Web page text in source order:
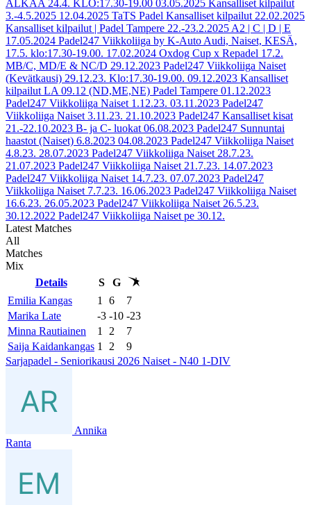
ALKAA 24.4. KLO:17.30-19.00 03.05.2025 Kansalliset kilpailut
3.-4.5.2025 12.04.2025 TaTS Padel Kansalliset kilpailut 22.02.2025
Kansalliset kilpailut | Padel Tampere 22.-23.2.2025 A2 | C | D | E
17.05.2024 Padel247 Viikkoliiga by K-Auto Audi, Naiset, KESÄ,
17.5. klo:17.30-19.00. 17.02.2024 Oxdog Cup x Repadel 17.2.
MB/C, MD/E & NC/D 29.12.2023 Padel247 Viikkoliiga Naiset
(Kevätkausi) 29.12.23. Klo:17.30-19.00. 09.12.2023 Kansalliset
kilpailut LA 09.12 (ND,ME,NE) Padel Tampere 01.12.2023
Padel247 Viikkoliiga Naiset 1.12.23. 03.11.2023 Padel247
Viikkoliiga Naiset 3.11.23. 21.10.2023 Padel247 Kansalliset kisat
21.-22.10.2023 B- ja C- luokat 06.08.2023 Padel247 Sunnuntai
haastot (Naiset) 6.8.2023 04.08.2023 Padel247 Viikkoliiga Naiset
4.8.23. 28.07.2023 Padel247 Viikkoliiga Naiset 28.7.23.
21.07.2023 Padel247 Viikkoliiga Naiset 21.7.23. 14.07.2023
Padel247 Viikkoliiga Naiset 14.7.23. 07.07.2023 Padel247
Viikkoliiga Naiset 7.7.23. 16.06.2023 Padel247 Viikkoliiga Naiset
16.6.23. 26.05.2023 Padel247 Viikkoliiga Naiset 26.5.23.
30.12.2022 Padel247 Viikkoliiga Naiset pe 30.12.
Latest Matches
All
Matches
Mix
Details
S
G
Emilia Kangas
1 6
7
Marika Late
-3 -10 -23
Minna Rautiainen
1 2
7
Saija Kaidankangas 1 2
9
Sarjapadel - Seniorikausi 2026 Naiset - N40 1-DIV
Annika
Ranta